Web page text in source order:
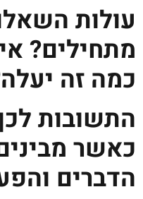
עולות
מתחילים?
כמה זה
התשובות
כאשר
הדברים